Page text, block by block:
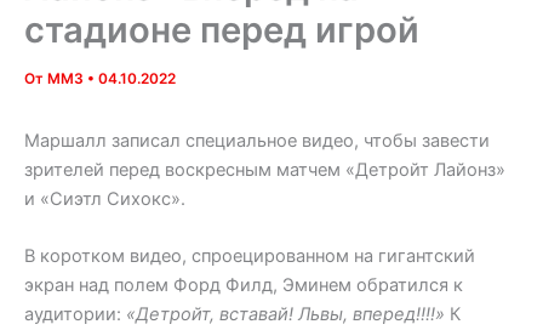
стадионе перед игрой
От MM3 • 04.10.2022
Маршалл записал специальное видео, чтобы завести
зрителей перед воскресным матчем «Детройт Лайонз»
и «Сиэтл Сихокс».
В коротком видео, спроецированном на гигантский
экран над полем Форд Филд, Эминем обратился к
аудитории: «Детройт, вставай! Львы, вперед!!!!» К